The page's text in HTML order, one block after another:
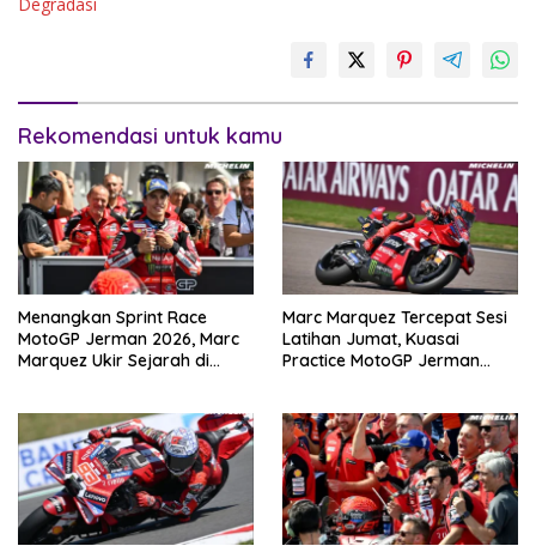
Rekomendasi untuk kamu
Menangkan Sprint Race
MotoGP Jerman 2026, Marc
Marquez Ukir Sejarah di
Marc Marquez Tercepat Sesi
Latihan Jumat, Kuasai
Practice MotoGP Jerman